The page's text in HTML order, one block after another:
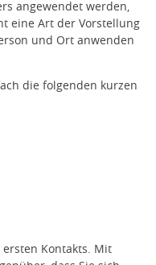
angewendet werden,
eine Art der Vorstellung
und Ort anwenden
die folgenden kurzen
ersten Kontakts. Mit